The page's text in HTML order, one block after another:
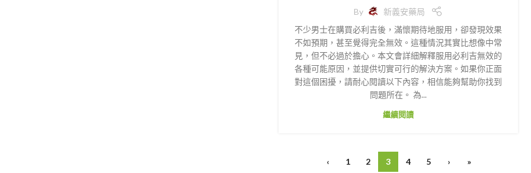
By
新義安藥局
不少男士在購買必利吉後，滿懷期待地服用，卻發現效果
不如預期，甚至覺得完全無效。這種情況其實比想像中常
見，但不必過於擔心。本文會詳細解釋服用必利吉無效的
各種可能原因，並提供切實可行的解決方案。如果你正面
對這個困擾，請耐心閱讀以下內容，相信能夠幫助你找到
問題所在。 為...
繼續閱讀
‹ 1 2 3 4 5 › »